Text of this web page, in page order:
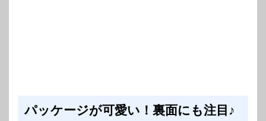
パッケージが可愛い！裏面にも注目♪